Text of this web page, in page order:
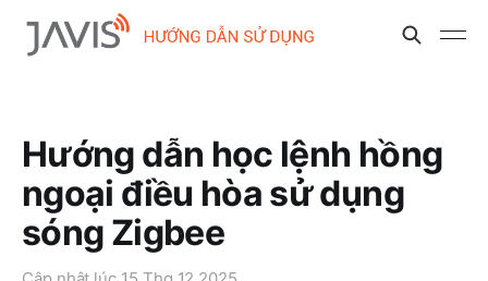
Hướng dẫn học lệnh hồng
ngoại điều hòa sử dụng
sóng Zigbee